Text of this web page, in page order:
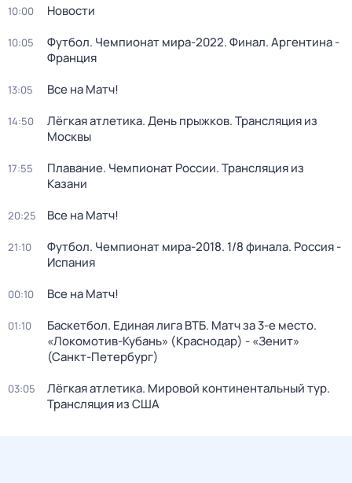
10:00 Новости
10:05
Футбол. Чемпионат мира-2022. Финал. Аргентина -
Франция
13:05 Все на Матч!
14:50
Лёгкая атлетика. День прыжков. Трансляция из
Москвы
17:55
Плавание. Чемпионат России. Трансляция из
Казани
20:25 Все на Матч!
21:10
Футбол. Чемпионат мира-2018. 1/8 финала. Россия -
Испания
00:10 Все на Матч!
01:10
Баскетбол. Единая лига ВТБ. Матч за 3-е место.
«Локомотив-Кубань» (Краснодар) - «Зенит»
(Санкт-Петербург)
03:05
Лёгкая атлетика. Мировой континентальный тур.
Трансляция из США